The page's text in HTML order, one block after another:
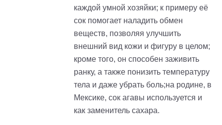
каждой умной хозяйки; к примеру её
сок помогает наладить обмен
веществ, позволяя улучшить
внешний вид кожи и фигуру в целом;
кроме того, он способен заживить
ранку, а также понизить температуру
тела и даже убрать боль;на родине, в
Мексике, сок агавы используется и
как заменитель сахара.